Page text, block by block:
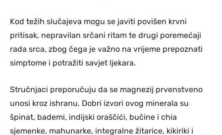
Kod težih slučajeva mogu se javiti povišen krvni
pritisak, nepravilan srčani ritam te drugi poremećaji
rada srca, zbog čega je važno na vrijeme prepoznati
simptome i potražiti savjet ljekara.
Stručnjaci preporučuju da se magnezij prvenstveno
unosi kroz ishranu. Dobri izvori ovog minerala su
špinat, bademi, indijski oraščići, bučine i chia
sjemenke, mahunarke, integralne žitarice, kikiriki i